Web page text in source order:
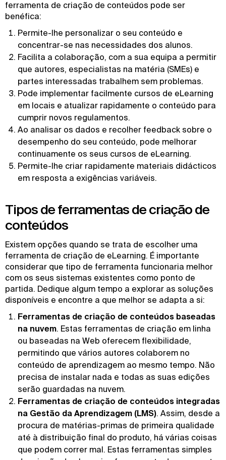
ferramenta de criação de conteúdos pode ser
benéfica:
Permite-lhe personalizar o seu conteúdo e
concentrar-se nas necessidades dos alunos.
Facilita a colaboração, com a sua equipa a permitir
que autores, especialistas na matéria (SMEs) e
partes interessadas trabalhem sem problemas.
Pode implementar facilmente cursos de eLearning
em locais e atualizar rapidamente o conteúdo para
cumprir novos regulamentos.
Ao analisar os dados e recolher feedback sobre o
desempenho do seu conteúdo, pode melhorar
continuamente os seus cursos de eLearning.
Permite-lhe criar rapidamente materiais didácticos
em resposta a exigências variáveis.
Tipos de ferramentas de criação de
conteúdos
Existem opções quando se trata de escolher uma
ferramenta de criação de eLearning. É importante
considerar que tipo de ferramenta funcionaria melhor
com os seus sistemas existentes como ponto de
partida. Dedique algum tempo a explorar as soluções
disponíveis e encontre a que melhor se adapta a si:
Ferramentas de criação de conteúdos baseadas
na nuvem. Estas ferramentas de criação em linha
ou baseadas na Web oferecem flexibilidade,
permitindo que vários autores colaborem no
conteúdo de aprendizagem ao mesmo tempo. Não
precisa de instalar nada e todas as suas edições
serão guardadas na nuvem.
Ferramentas de criação de conteúdos integradas
na Gestão da Aprendizagem (LMS). Assim, desde a
procura de matérias-primas de primeira qualidade
até à distribuição final do produto, há várias coisas
que podem correr mal. Estas ferramentas simples